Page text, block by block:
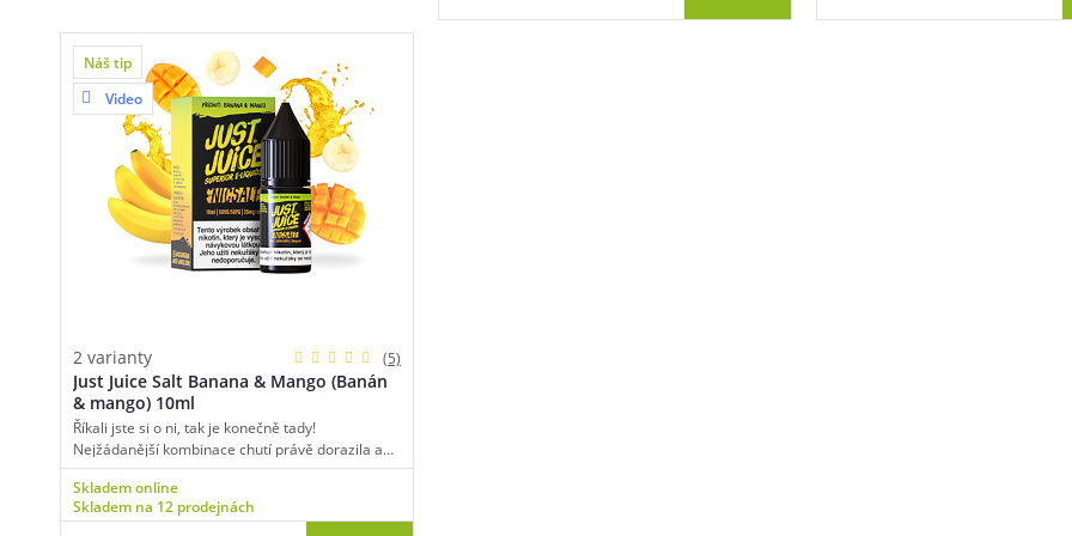
coolady.
Náš tip
Video
2 varianty (5)
Just Juice Salt Banana & Mango (Banán
& mango) 10ml
Říkali jste si o ni, tak je konečně tady!
Nejžádanější kombinace chutí právě dorazila a
my můžeme říct jen wow, měli jste pravdu!
Skutečně impozantní chuť banánu a manga si
vysloužila své místo mezi našimi ovocnými
Skladem online
Skladem na 12 prodejnách